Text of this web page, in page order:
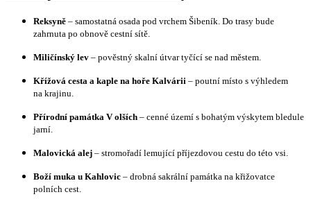
Reksyně – samostatná osada pod vrchem Šibeník. Do trasy bude
zahrnuta po obnově cestní sítě.
Miličínský lev – pověstný skalní útvar tyčící se nad městem.
Křížová cesta a kaple na hoře Kalvárii – poutní místo s výhledem
na krajinu.
Přírodní památka V olších – cenné území s bohatým výskytem bledule
jarní.
Malovická alej – stromořadí lemující příjezdovou cestu do této vsi.
Boží muka u Kahlovic – drobná sakrální památka na křižovatce
polních cest.